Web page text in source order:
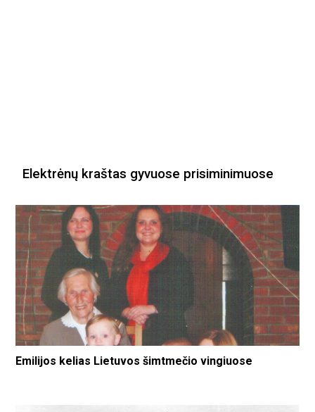
Elektrėnų kraštas gyvuose prisiminimuose
Emilijos kelias Lietuvos šimtmečio vingiuose